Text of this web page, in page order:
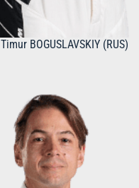
Timur BOGUSLAVSKIY (RUS)